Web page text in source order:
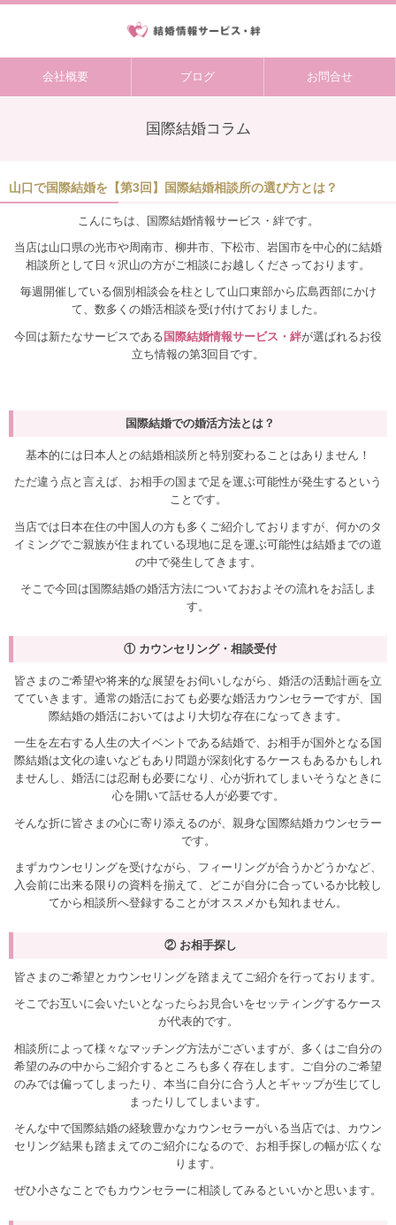
会社概要 ブログ お問合せ
国際結婚コラム
山口で国際結婚を【第3回】国際結婚相談所の選び方とは？
こんにちは、国際結婚情報サービス・絆です。
当店は山口県の光市や周南市、柳井市、下松市、岩国市を中心的に結婚
相談所として日々沢山の方がご相談にお越しくださっております。
毎週開催している個別相談会を柱として山口東部から広島西部にかけ
て、数多くの婚活相談を受け付けておりました。
今回は新たなサービスである国際結婚情報サービス・絆が選ばれるお役
立ち情報の第3回目です。
国際結婚での婚活方法とは？
基本的には日本人との結婚相談所と特別変わることはありません！
ただ違う点と言えば、お相手の国まで足を運ぶ可能性が発生するという
ことです。
当店では日本在住の中国人の方も多くご紹介しておりますが、何かのタ
イミングでご親族が住まれている現地に足を運ぶ可能性は結婚までの道
の中で発生してきます。
そこで今回は国際結婚の婚活方法についておおよその流れをお話しま
す。
① カウンセリング・相談受付
皆さまのご希望や将来的な展望をお伺いしながら、婚活の活動計画を立
てていきます。通常の婚活におても必要な婚活カウンセラーですが、国
際結婚の婚活においてはより大切な存在になってきます。
一生を左右する人生の大イベントである結婚で、お相手が国外となる国
際結婚は文化の違いなどもあり問題が深刻化するケースもあるかもしれ
ませんし、婚活には忍耐も必要になり、心が折れてしまいそうなときに
心を開いて話せる人が必要です。
そんな折に皆さまの心に寄り添えるのが、親身な国際結婚カウンセラー
です。
まずカウンセリングを受けながら、フィーリングが合うかどうかなど、
入会前に出来る限りの資料を揃えて、どこが自分に合っているか比較し
てから相談所へ登録することがオススメかも知れません。
② お相手探し
皆さまのご希望とカウンセリングを踏まえてご紹介を行っております。
そこでお互いに会いたいとなったらお見合いをセッティングするケース
が代表的です。
相談所によって様々なマッチング方法がございますが、多くはご自分の
希望のみの中からご紹介するところも多く存在します。ご自分のご希望
のみでは偏ってしまったり、本当に自分に合う人とギャップが生じてし
まったりしてしまいます。
そんな中で国際結婚の経験豊かなカウンセラーがいる当店では、カウン
セリング結果も踏まえてのご紹介になるので、お相手探しの幅が広くな
ります。
ぜひ小さなことでもカウンセラーに相談してみるといいかと思います。